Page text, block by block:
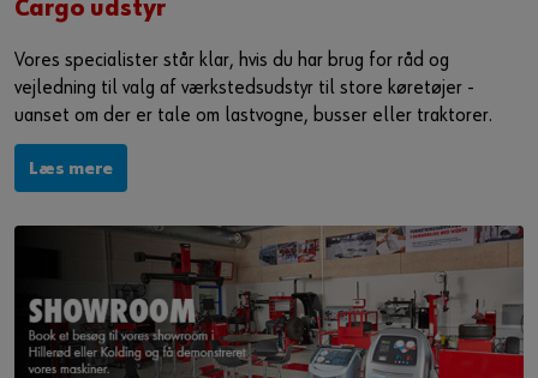
Cargo udstyr
Vores specialister står klar, hvis du har brug for råd og
vejledning til valg af værkstedsudstyr til store køretøjer -
uanset om der er tale om lastvogne, busser eller traktorer.
Læs mere